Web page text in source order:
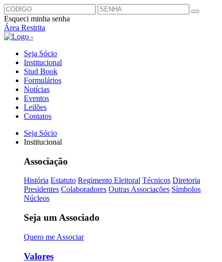
Esqueci minha senha
Área Restrita
Seja Sócio
Institucional
Stud Book
Formulários
Notícias
Eventos
Leilões
Contatos
Seja Sócio
Institucional
Associação
História Estatuto Regimento Eleitoral Técnicos Diretoria
Presidentes Colaboradores Outras Associações Símbolos
Núcleos
Seja um Associado
Quero me Associar
Valores